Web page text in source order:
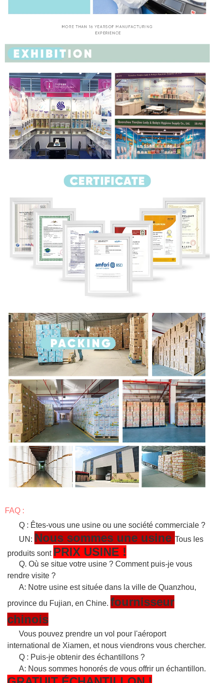
FAQ :
Q : Êtes-vous une usine ou une société commerciale ?
UN: Nous sommes une usine Tous les
produits sont PRIX USINE !
Q. Où se situe votre usine ? Comment puis-je vous
rendre visite ?
A: Notre usine est située dans la ville de Quanzhou,
province du Fujian, en Chine. fournisseur
chinois
Vous pouvez prendre un vol pour l'aéroport
international de Xiamen, et nous viendrons vous chercher.
Q : Puis-je obtenir des échantillons ?
A: Nous sommes honorés de vous offrir un échantillon.